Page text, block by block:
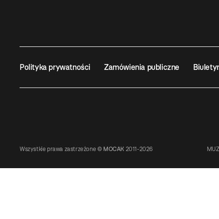
Polityka prywatności Zamówienia publiczne
Wszystkie prawa zastrzeżone © MOCAK 2011-2026